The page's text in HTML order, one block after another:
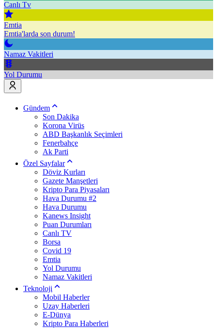
Canlı Tv
Emtia
Emtia'larda son durum!
Namaz Vakitleri
Yol Durumu
Gündem
Son Dakika
Korona Virüs
ABD Başkanlık Seçimleri
Fenerbahçe
Ak Parti
Özel Sayfalar
Döviz Kurları
Gazete Manşetleri
Kripto Para Piyasaları
Hava Durumu #2
Hava Durumu
Kanews Insight
Puan Durumları
Canlı TV
Borsa
Covid 19
Emtia
Yol Durumu
Namaz Vakitleri
Teknoloji
Mobil Haberler
Uzay Haberleri
E-Dünya
Kripto Para Haberleri